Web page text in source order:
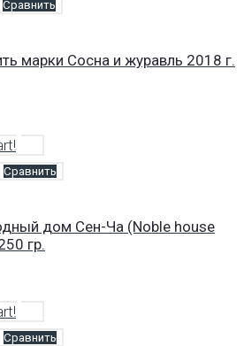
Сравнить
марки Сосна и журавль 2018 г.
Сравнить
дом Сен-Ча (Noble house
гр.
Сравнить